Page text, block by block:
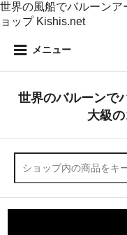
世界の風船でバルーン
ョップ Kishis.net
メニュー
世界のバルーンで
大級